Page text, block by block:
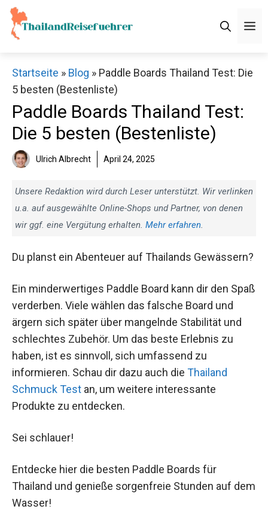
Zum
Inhalt
springen
Startseite » Blog » Paddle Boards Thailand Test: Die
5 besten (Bestenliste)
Paddle Boards Thailand Test:
Die 5 besten (Bestenliste)
Ulrich Albrecht April 24, 2025
Unsere Redaktion wird durch Leser unterstützt. Wir verlinken
u.a. auf ausgewählte Online-Shops und Partner, von denen
wir ggf. eine Vergütung erhalten. Mehr erfahren.
Du planst ein Abenteuer auf Thailands Gewässern?
Ein minderwertiges Paddle Board kann dir den Spaß
verderben. Viele wählen das falsche Board und
ärgern sich später über mangelnde Stabilität und
schlechtes Zubehör. Um das beste Erlebnis zu
haben, ist es sinnvoll, sich umfassend zu
informieren. Schau dir dazu auch die Thailand
Schmuck Test an, um weitere interessante
Produkte zu entdecken.
Sei schlauer!
Entdecke hier die besten Paddle Boards für
Thailand und genieße sorgenfreie Stunden auf dem
Wasser!